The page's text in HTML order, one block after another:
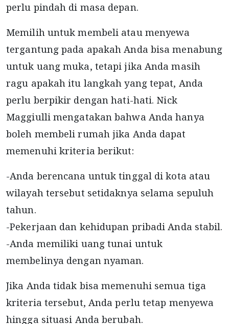
perlu pindah di masa depan.
Memilih untuk membeli atau menyewa
tergantung pada apakah Anda bisa menabung
untuk uang muka, tetapi jika Anda masih
ragu apakah itu langkah yang tepat, Anda
perlu berpikir dengan hati-hati. Nick
Maggiulli mengatakan bahwa Anda hanya
boleh membeli rumah jika Anda dapat
memenuhi kriteria berikut:
-Anda berencana untuk tinggal di kota atau
wilayah tersebut setidaknya selama sepuluh
tahun.
-Pekerjaan dan kehidupan pribadi Anda stabil.
-Anda memiliki uang tunai untuk
membelinya dengan nyaman.
Jika Anda tidak bisa memenuhi semua tiga
kriteria tersebut, Anda perlu tetap menyewa
hingga situasi Anda berubah.